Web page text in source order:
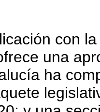
con
una
ha